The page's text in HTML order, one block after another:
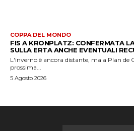
COPPA DEL MONDO
FIS A KRONPLATZ: CONFERMATA
SULLA ERTA ANCHE EVENTUALI
L'inverno è ancora distante, ma a Plan de
prossima...
5 Agosto 2026